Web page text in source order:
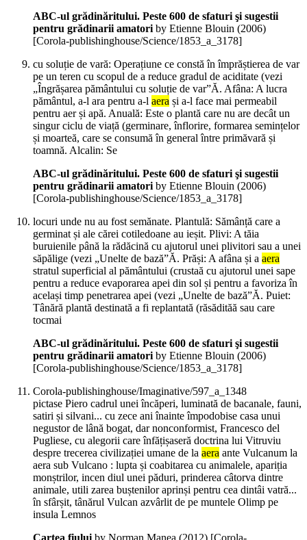
ABC-ul grădinăritului. Peste 600 de sfaturi şi sugestii
pentru grădinarii amatoriby Etienne Blouin (2006)
[Corola-publishinghouse/Science/1853_a_3178]
cu soluție de vară: Operațiune ce constă în împrăștierea de var
pe un teren cu scopul de a reduce gradul de aciditate (vezi
„Îngrășarea pământului cu soluție de var”Ă. Afâna: A lucra
pământul, a-l ara pentru a-l aera și a-l face mai permeabil
pentru aer și apă. Anuală: Este o plantă care nu are decât un
singur ciclu de viață (germinare, înflorire, formarea semințelor
și moarteă, care se consumă în general între primăvară și
toamnă. Alcalin: Se
ABC-ul grădinăritului. Peste 600 de sfaturi şi sugestii
pentru grădinarii amatoriby Etienne Blouin (2006)
[Corola-publishinghouse/Science/1853_a_3178]
locuri unde nu au fost semănate. Plantulă: Sămânță care a
germinat și ale cărei cotiledoane au ieșit. Plivi: A tăia
buruienile până la rădăcină cu ajutorul unei plivitori sau a unei
săpălige (vezi „Unelte de bază”Ă. Prăși: A afâna și a aera
stratul superficial al pământului (crustaă cu ajutorul unei sape
pentru a reduce evaporarea apei din sol și pentru a favoriza în
același timp penetrarea apei (vezi „Unelte de bază”Ă. Puiet:
Tânără plantă destinată a fi replantată (răsădităă sau care
tocmai
ABC-ul grădinăritului. Peste 600 de sfaturi şi sugestii
pentru grădinarii amatoriby Etienne Blouin (2006)
[Corola-publishinghouse/Science/1853_a_3178]
Corola-publishinghouse/Imaginative/597_a_1348
pictase Piero cadrul unei încăperi, luminată de bacanale, fauni,
satiri și silvani... cu zece ani înainte împodobise casa unui
negustor de lână bogat, dar nonconformist, Francesco del
Pugliese, cu alegorii care înfățișaseră doctrina lui Vitruviu
despre trecerea civilizației umane de la aera ante Vulcanum la
aera sub Vulcano : lupta și coabitarea cu animalele, apariția
monștrilor, incen diul unei păduri, prinderea câtorva dintre
animale, utili zarea buștenilor aprinși pentru cea dintâi vatră...
în sfârșit, tânărul Vulcan azvârlit de pe muntele Olimp pe
insula Lemnos